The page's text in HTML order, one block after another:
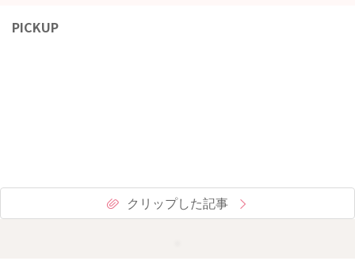
PICKUP
クリップした記事